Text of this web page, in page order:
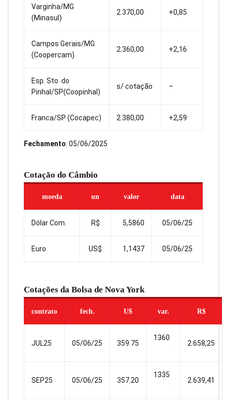
Varginha/MG
(Minasul)
2.370,00 +0,85
Campos Gerais/MG
(Coopercam)
2.360,00 +2,16
Esp. Sto. do
Pinhal/SP(Coopinhal)
s/ cotação –
Franca/SP (Cocapec) 2.380,00 +2,59
Fechamento: 05/06/2025
Cotação do Câmbio
moeda un valor data
Dólar Com. R$ 5,5860 05/06/25
Euro US$ 1,1437 05/06/25
Cotações da Bolsa de Nova York
contrato fech. U$ var. R$
JUL25 05/06/25 359.75
1360
2.658,25
SEP25 05/06/25 357.20
1335
2.639,41